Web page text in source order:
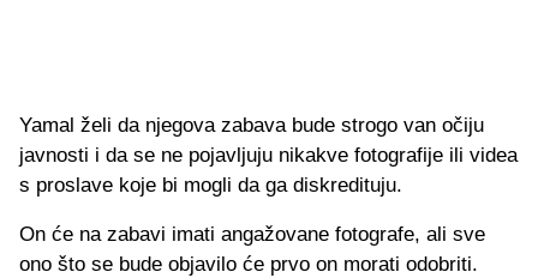
Yamal želi da njegova zabava bude strogo van očiju
javnosti i da se ne pojavljuju nikakve fotografije ili videa
s proslave koje bi mogli da ga diskredituju.
On će na zabavi imati angažovane fotografe, ali sve
ono što se bude objavilo će prvo on morati odobriti.